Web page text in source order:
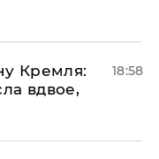
Кремля:
вдвое,
18:58